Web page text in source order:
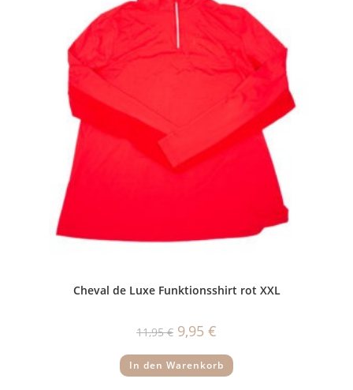
Cheval de Luxe Funktionsshirt rot XXL
11,95€ Ursprünglicher
Preis
11,95 €
9,95 €
9,95 €.
In den Warenkorb